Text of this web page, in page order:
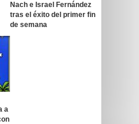
Nach e Israel Fernández
tras el éxito del primer fin
de semana
a